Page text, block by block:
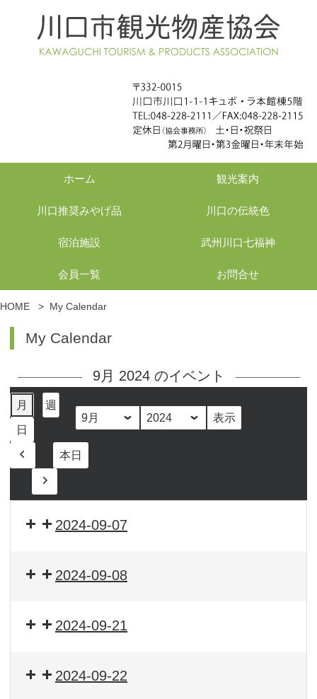
ホーム 観光案内
川口推奨みやげ品 川口の伝統色
宿泊施設 武州川口七福神
会員一覧 お問合せ
HOME > My Calendar
My Calendar
9月 2024 のイベント
月 週
日 月
年
本日
2024-09-07
2024-09-08
2024-09-21
2024-09-22